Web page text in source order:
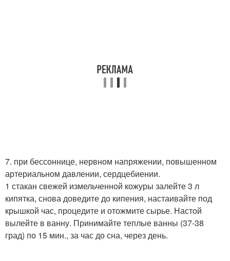
7. при бессоннице, нервном напряжении, повышенном
артериальном давлении, сердцебиении.
1 стакан свежей измельченной кожуры залейте 3 л
кипятка, снова доведите до кипения, настаивайте под
крышкой час, процедите и отожмите сырье. Настой
вылейте в ванну. Принимайте теплые ванны (37-38
град) по 15 мин., за час до сна, через день.